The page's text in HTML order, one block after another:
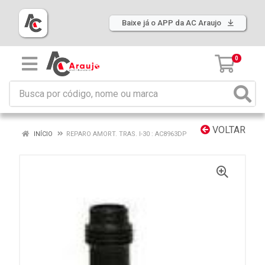
Baixe já o APP da AC Araujo
0
VOLTAR
INÍCIO REPARO AMORT. TRAS. I-30 : AC8963DP